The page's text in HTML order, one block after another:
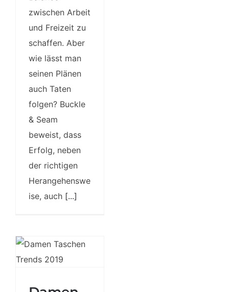
zwischen Arbeit
und Freizeit zu
schaffen. Aber
wie lässt man
seinen Plänen
auch Taten
folgen? Buckle
& Seam
beweist, dass
Erfolg, neben
der richtigen
Herangehenswe
ise, auch [...]
Taschen